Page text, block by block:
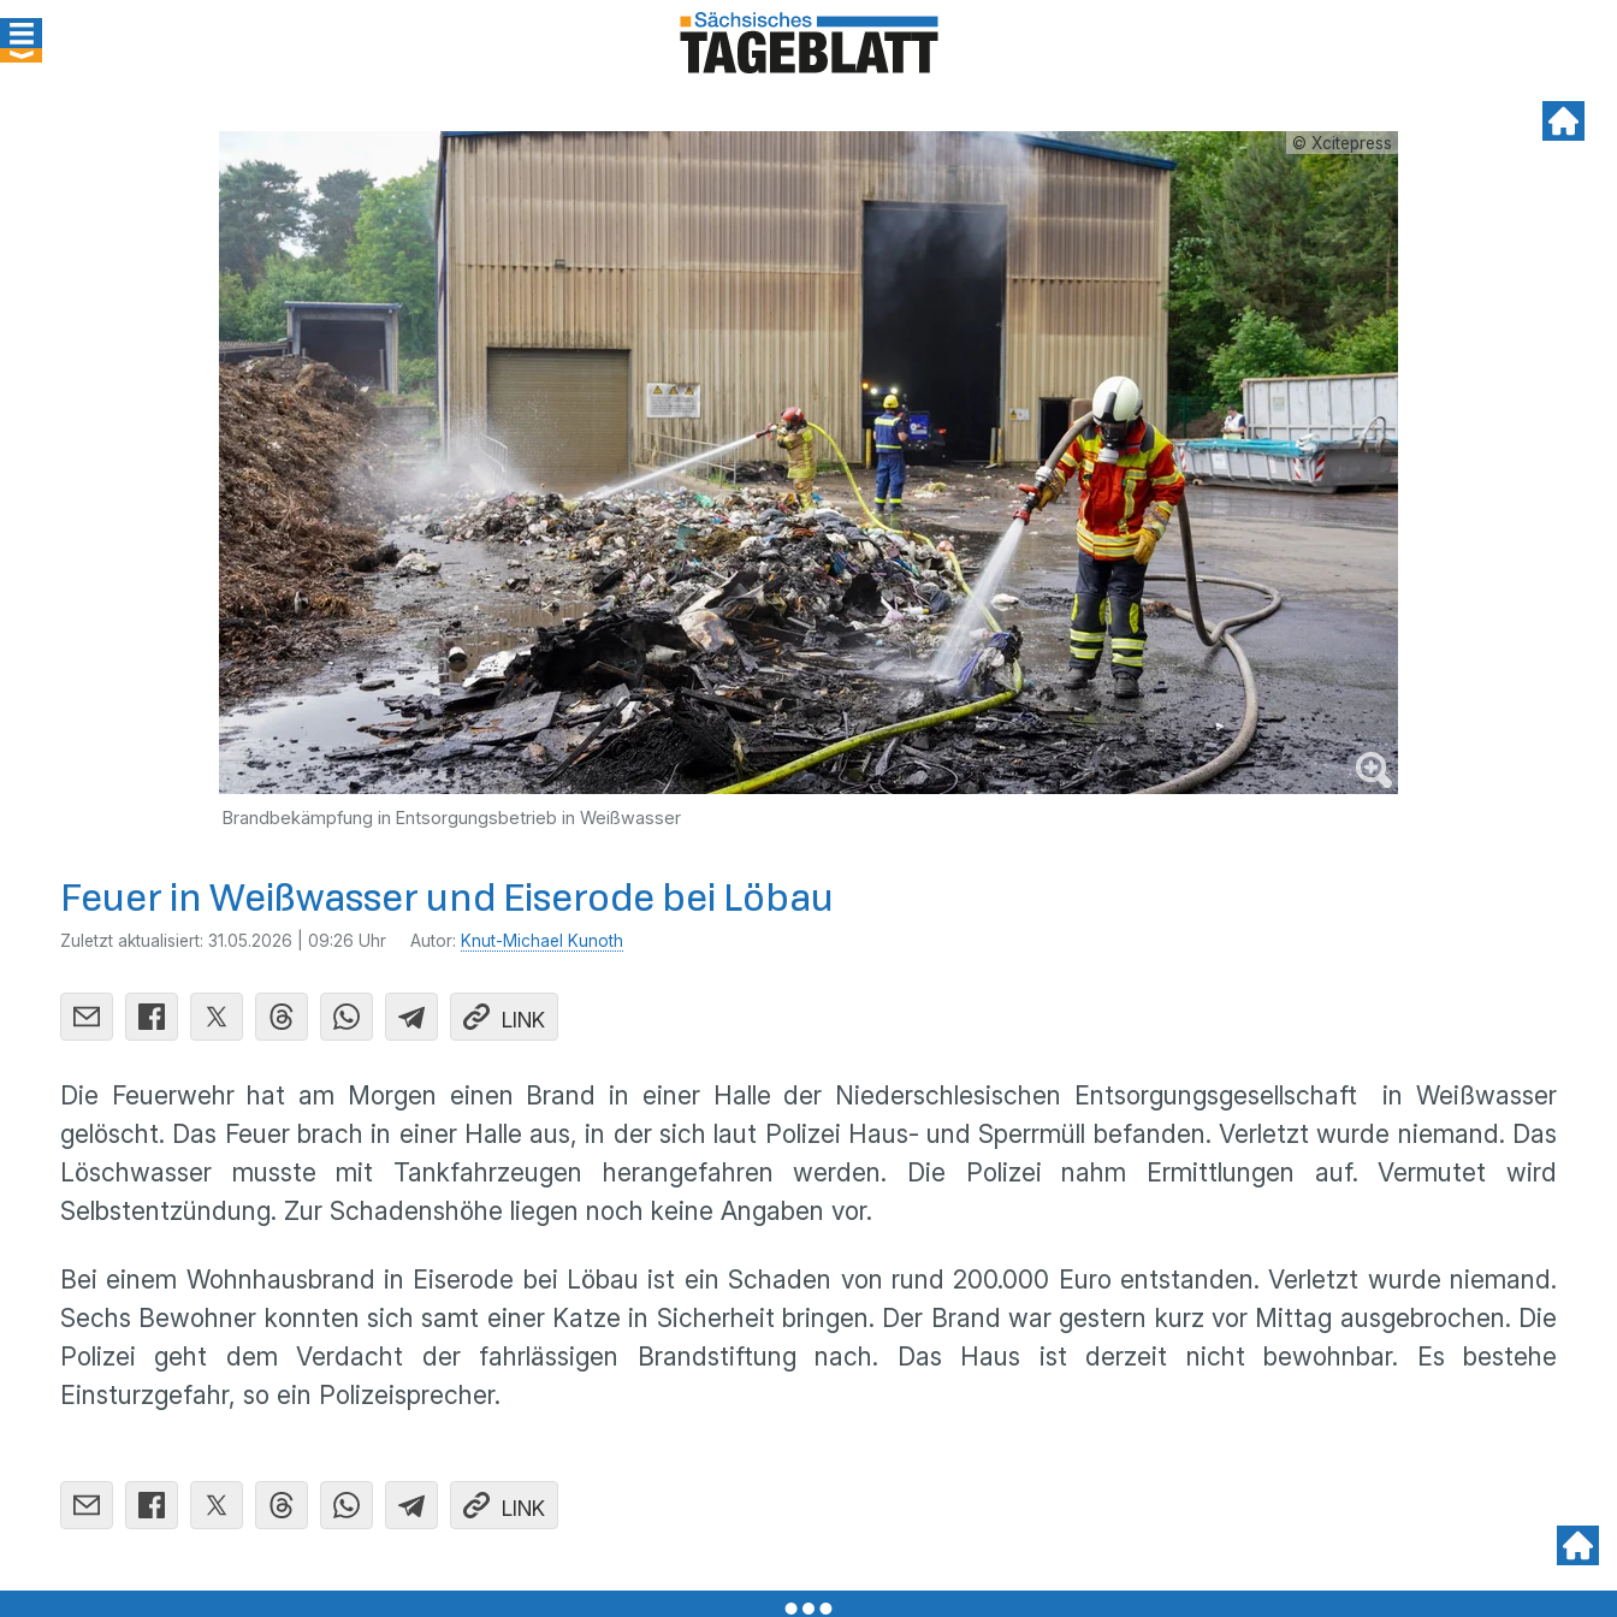
© Xcitepress
Brandbekämpfung in Entsorgungsbetrieb in Weißwasser
Feuer in Weißwasser und Eiserode bei Löbau
Zuletzt aktualisiert: 31.05.2026 | 09:26 Uhr Autor: Knut-Michael Kunoth
LINK
Die Feuerwehr hat am Morgen einen Brand in einer Halle der Niederschlesischen Entsorgungsgesellschaft in Weißwasser
gelöscht. Das Feuer brach in einer Halle aus, in der sich laut Polizei Haus- und Sperrmüll befanden. Verletzt wurde niemand. Das
Löschwasser musste mit Tankfahrzeugen herangefahren werden. Die Polizei nahm Ermittlungen auf. Vermutet wird
Selbstentzündung. Zur Schadenshöhe liegen noch keine Angaben vor.
Bei einem Wohnhausbrand in Eiserode bei Löbau ist ein Schaden von rund 200.000 Euro entstanden. Verletzt wurde niemand.
Sechs Bewohner konnten sich samt einer Katze in Sicherheit bringen. Der Brand war gestern kurz vor Mittag ausgebrochen. Die
Polizei geht dem Verdacht der fahrlässigen Brandstiftung nach. Das Haus ist derzeit nicht bewohnbar. Es bestehe
Einsturzgefahr, so ein Polizeisprecher.
LINK